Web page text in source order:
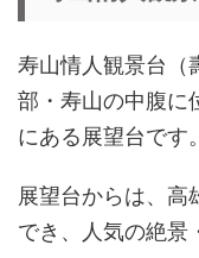
寿山情人観景台（
部・寿山の中腹に
にある展望台です。
展望台からは、
でき、人気の絶景